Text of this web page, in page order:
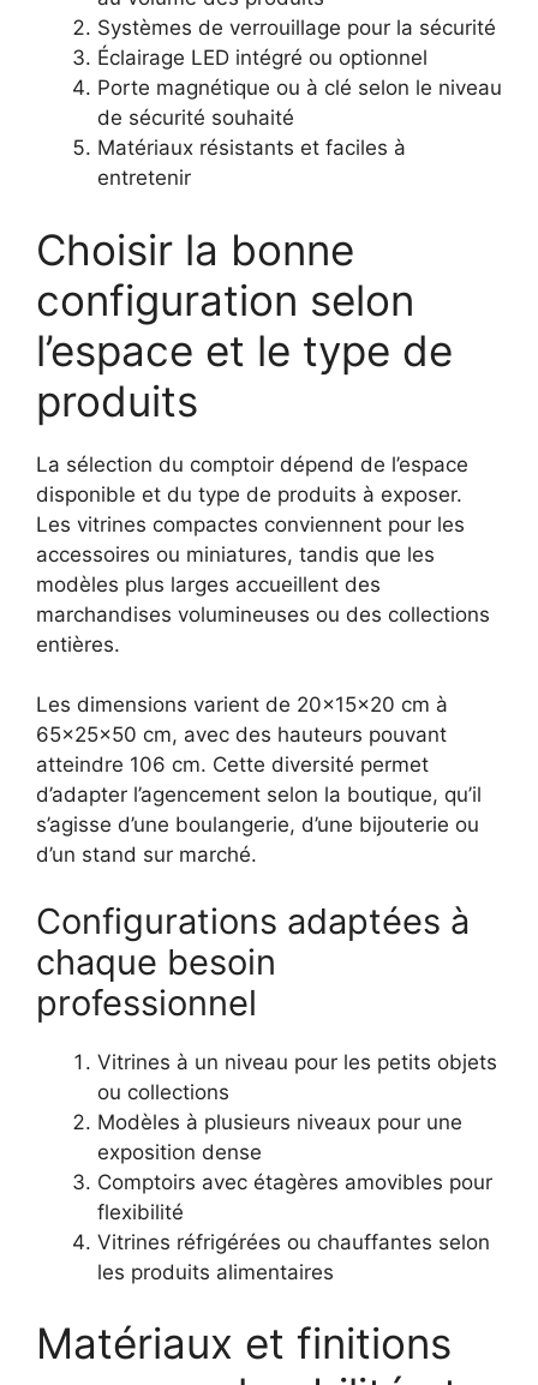
Systèmes de verrouillage pour la sécurité
Éclairage LED intégré ou optionnel
Porte magnétique ou à clé selon le niveau
de sécurité souhaité
Matériaux résistants et faciles à
entretenir
Choisir la bonne
configuration selon
l’espace et le type de
produits
La sélection du comptoir dépend de l’espace
disponible et du type de produits à exposer.
Les vitrines compactes conviennent pour les
accessoires ou miniatures, tandis que les
modèles plus larges accueillent des
marchandises volumineuses ou des collections
entières.
Les dimensions varient de 20x15x20 cm à
65x25x50 cm, avec des hauteurs pouvant
atteindre 106 cm. Cette diversité permet
d’adapter l’agencement selon la boutique, qu’il
s’agisse d’une boulangerie, d’une bijouterie ou
d’un stand sur marché.
Configurations adaptées à
chaque besoin
professionnel
Vitrines à un niveau pour les petits objets
ou collections
Modèles à plusieurs niveaux pour une
exposition dense
Comptoirs avec étagères amovibles pour
flexibilité
Vitrines réfrigérées ou chauffantes selon
les produits alimentaires
Matériaux et finitions